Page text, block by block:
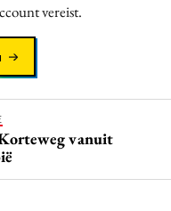
vereist.
vanuit